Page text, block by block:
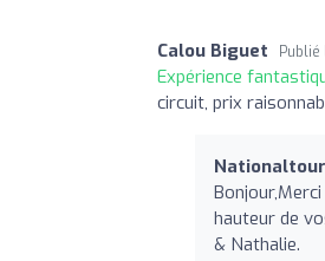
Calou Biguet Publié
Expérience
circuit, prix
hauteur de
& Nathalie.